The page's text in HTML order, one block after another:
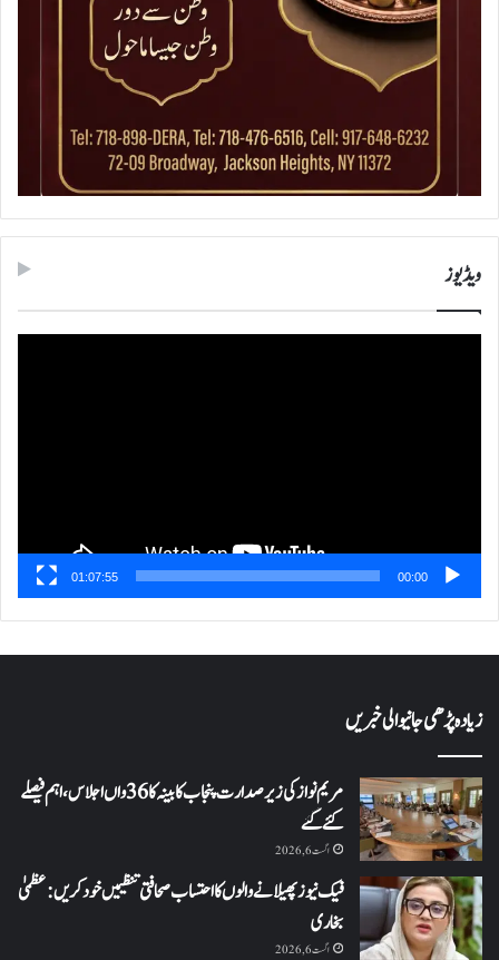
ویڈیوز
00:00
01:07:55
زیادہ پڑھی جانیوالی خبریں
مریم نواز کی زیر صدارت پنجاب کابینہ کا 36واں اجلاس،اہم فیصلے
کئے گئے
اگست 6, 2026
فیک نیوز پھیلانے والوں کا احتساب صحافتی تنظیمیں خود کریں: عظمیٰ
بخاری
اگست 6, 2026